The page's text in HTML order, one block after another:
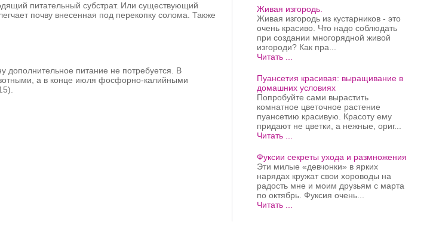
питательный субстрат. Или существующий
почву внесенная под перекопку солома. Также
дополнительное питание не потребуется. В
а в конце июля фосфорно-калийными
Живая изгородь.
Живая изгородь из кустарников - это
очень красиво. Что надо соблюдать
при создании многорядной живой
изгороди? Как пра...
Читать ...
Пуансетия красивая: выращивание в
домашних условиях
Попробуйте сами вырастить
комнатное цветочное растение
пуансетию красивую. Красоту ему
придают не цветки, а нежные, ориг...
Читать ...
Фуксии секреты ухода и размножения
Эти милые «девчонки» в ярких
нарядах кружат свои хороводы на
радость мне и моим друзьям с марта
по октябрь. Фуксия очень...
Читать ...